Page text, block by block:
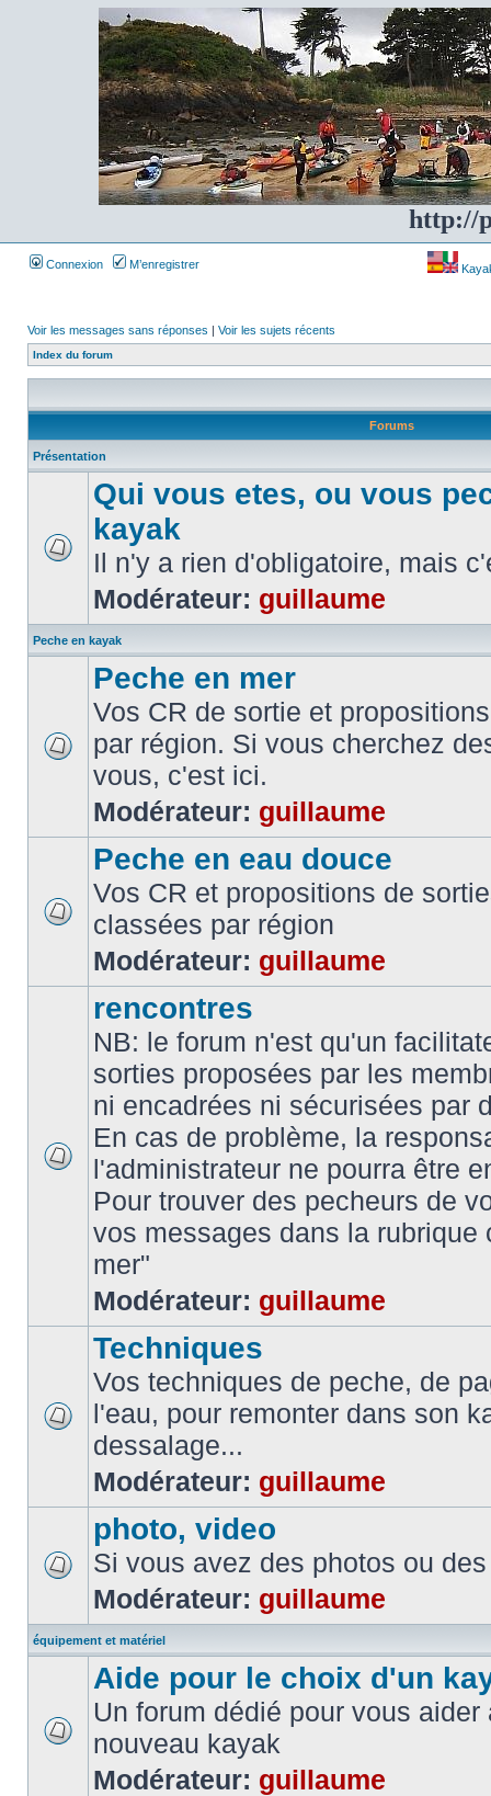
http://
Connexion M’enregistrer
Voir les messages sans réponses | Voir les sujets récents
Index du forum
Forums
Présentation
Qui vous etes, ou vous
kayak
Il n'y a rien d'obligatoire, mais
Modérateur: guillaume
Peche en kayak
Peche en mer
Vos CR de sortie et
par région. Si vous cherchez
vous, c'est ici.
Modérateur: guillaume
Peche en eau douce
Vos CR et propositions de
classées par région
Modérateur: guillaume
rencontres
NB: le forum n'est qu'un
sorties proposées par les
ni encadrées ni sécurisées par
En cas de problème, la
l'administrateur ne pourra être
Pour trouver des pecheurs de
vos messages dans la rubrique
mer"
Modérateur: guillaume
Techniques
Vos techniques de peche, de
l'eau, pour remonter dans son
dessalage...
Modérateur: guillaume
photo, video
Si vous avez des photos ou
Modérateur: guillaume
équipement et matériel
Aide pour le choix d'un
Un forum dédié pour vous
nouveau kayak
Modérateur: guillaume